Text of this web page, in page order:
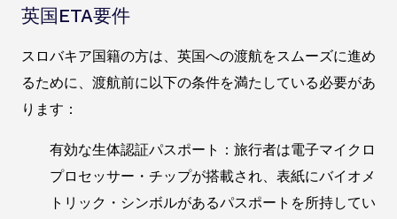
英国ETA要件
スロバキア国籍の方は、英国への渡航をスムーズに進め
るために、渡航前に以下の条件を満たしている必要があ
ります：
有効な生体認証パスポート：旅行者は電子マイクロ
プロセッサー・チップが搭載され、表紙にバイオメ
トリック・シンボルがあるパスポートを所持してい